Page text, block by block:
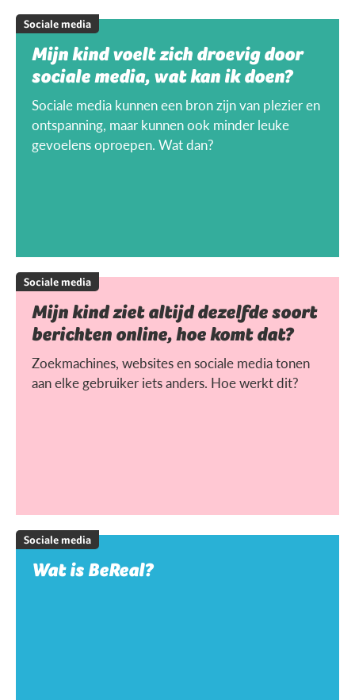
Sociale media
Mijn kind voelt zich droevig door
sociale media, wat kan ik doen?
Sociale media kunnen een bron zijn van plezier en
ontspanning, maar kunnen ook minder leuke
gevoelens oproepen. Wat dan?
Sociale media
Mijn kind ziet altijd dezelfde soort
berichten online, hoe komt dat?
Zoekmachines, websites en sociale media tonen
aan elke gebruiker iets anders. Hoe werkt dit?
Sociale media
Wat is BeReal?